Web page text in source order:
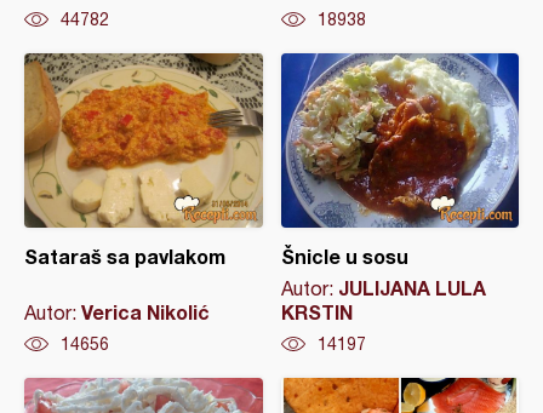
44782 18938
Sataraš sa pavlakom
Autor: Verica Nikolić
14656
Šnicle u sosu
Autor: JULIJANA LULA
KRSTIN
14197